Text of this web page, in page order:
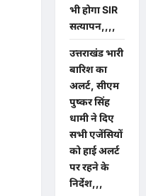
भी होगा SIR
सत्यापन,,,,
उत्तराखंड भारी
बारिश का
अलर्ट, सीएम
पुष्कर सिंह
धामी ने दिए
सभी एजेंसियों
को हाई अलर्ट
पर रहने के
निर्देश,,,